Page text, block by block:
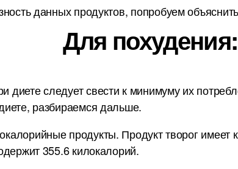
данных продуктов, попробуем
Для похудения:
следует свести к минимуму их
разбираемся дальше.
продукты. Продукт творог имеет
355.6 килокалорий.